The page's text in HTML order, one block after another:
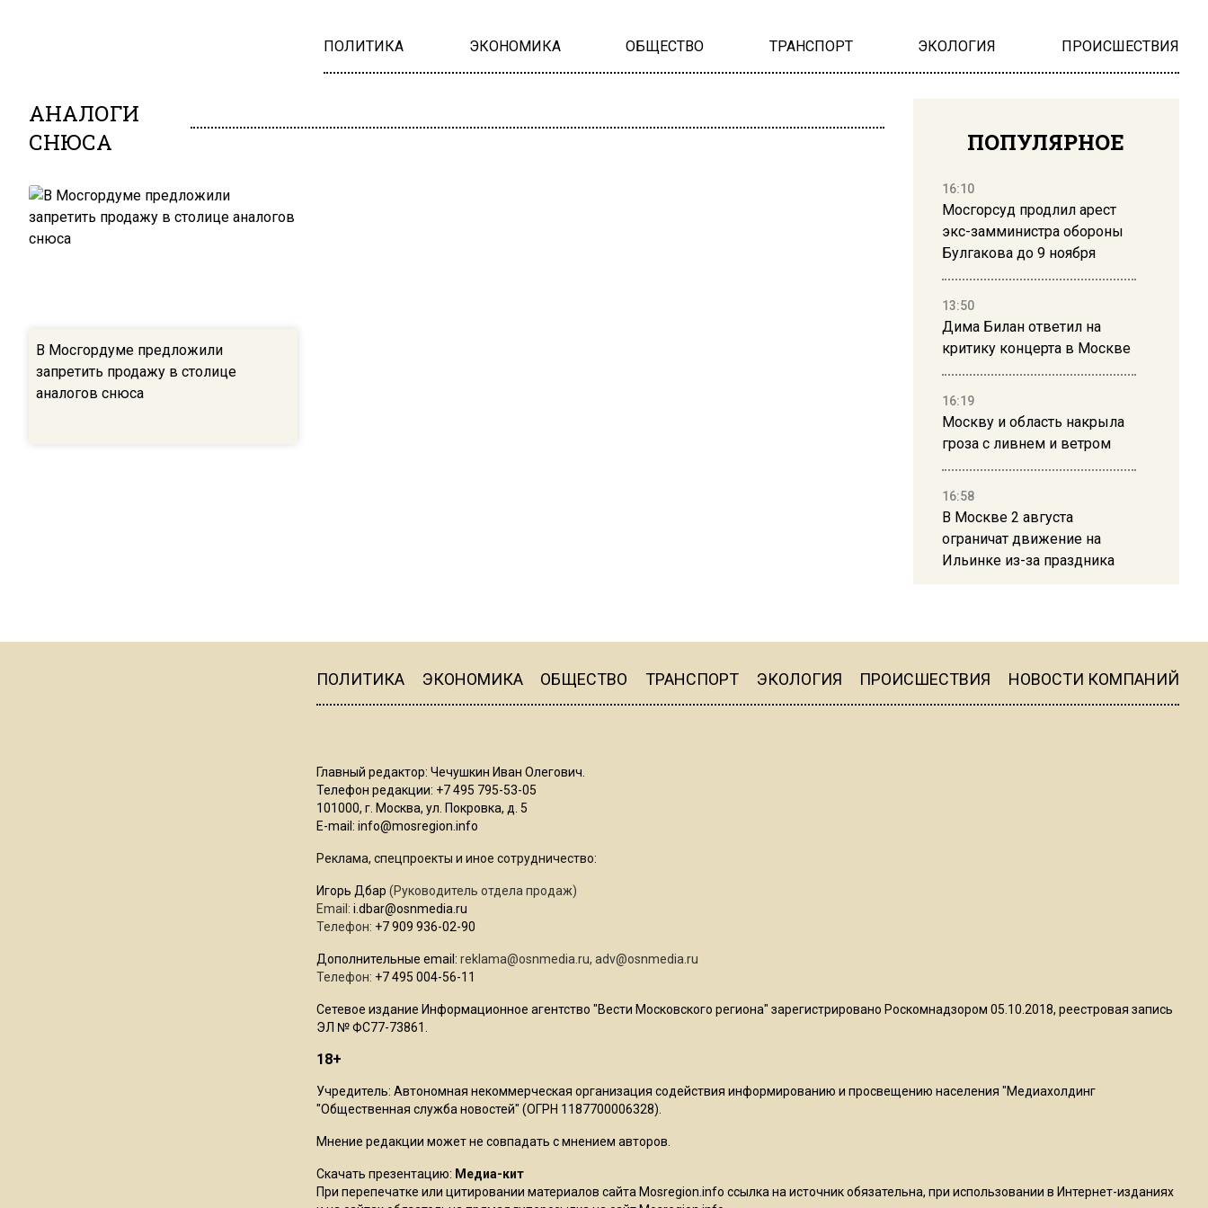
ПОЛИТИКА ЭКОНОМИКА ОБЩЕСТВО ТРАНСПОРТ ЭКОЛОГИЯ ПРОИСШЕСТВИЯ
АНАЛОГИ
СНЮСА
В Мосгордуме предложили
запретить продажу в столице
аналогов снюса
ПОПУЛЯРНОЕ
16:10
Мосгорсуд продлил арест
экс-замминистра обороны
Булгакова до 9 ноября
13:50
Дима Билан ответил на
критику концерта в Москве
16:19
Москву и область накрыла
гроза с ливнем и ветром
16:58
В Москве 2 августа
ограничат движение на
Ильинке из-за праздника
Telegram после обвинений
Роман Терюшков назвал
ПОЛИТИКА ЭКОНОМИКА ОБЩЕСТВО ТРАНСПОРТ ЭКОЛОГИЯ ПРОИСШЕСТВИЯ НОВОСТИ КОМПАНИЙ
Главный редактор: Чечушкин Иван Олегович.
Телефон редакции: +7 495 795-53-05
101000, г. Москва, ул. Покровка, д. 5
E-mail: info@mosregion.info
Реклама, спецпроекты и иное сотрудничество:
Игорь Дбар (Руководитель отдела продаж)
Email: i.dbar@osnmedia.ru
Телефон: +7 909 936-02-90
Дополнительные email: reklama@osnmedia.ru, adv@osnmedia.ru
Телефон: +7 495 004-56-11
Сетевое издание Информационное агентство "Вести Московского региона" зарегистрировано Роскомнадзором 05.10.2018, реестровая запись
ЭЛ № ФС77-73861.
18+
Учредитель: Автономная некоммерческая организация содействия информированию и просвещению населения "Медиахолдинг
"Общественная служба новостей" (ОГРН 1187700006328).
Мнение редакции может не совпадать с мнением авторов.
Скачать презентацию: Медиа-кит
При перепечатке или цитировании материалов сайта Mosregion.info ссылка на источник обязательна, при использовании в Интернет-изданиях